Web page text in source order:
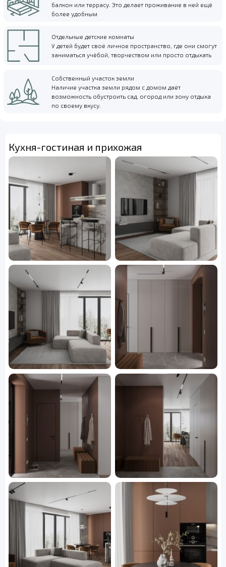
балкон или террасу. Это делает проживание в ней ещё
более удобным
Отдельные детские комнаты
У детей будет своё личное пространство, где они смогут
заниматься учёбой, творчеством или просто отдыхать
Собственный участок земли
Наличие участка земли рядом с домом даёт
возможность обустроить сад, огород или зону отдыха
по своему вкусу.
Кухня-гостиная и прихожая